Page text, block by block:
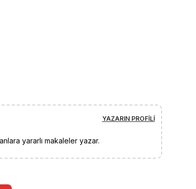
yararlı makaleler yazar.
YAZARIN PROFILI